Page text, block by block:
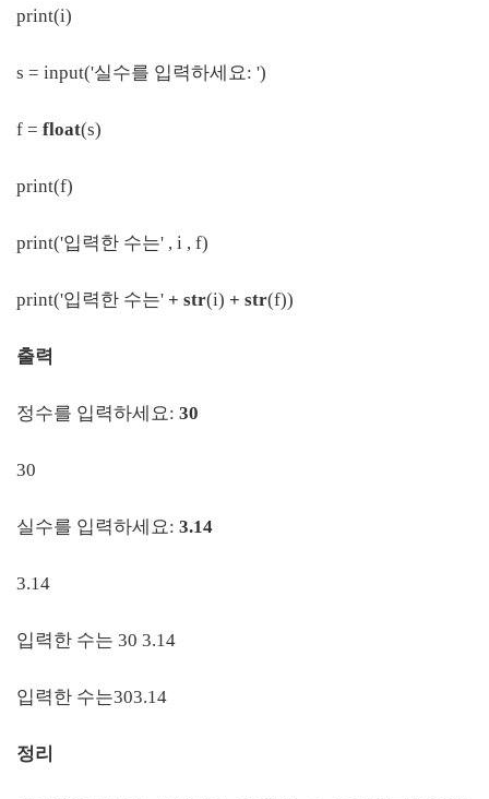
print(i)
s = input('실수를 입력하세요: ')
f = float(s)
print(f)
print('입력한 수는' , i , f)
print('입력한 수는' + str(i) + str(f))
출력
정수를 입력하세요: 30
30
실수를 입력하세요: 3.14
3.14
입력한 수는 30 3.14
입력한 수는303.14
정리